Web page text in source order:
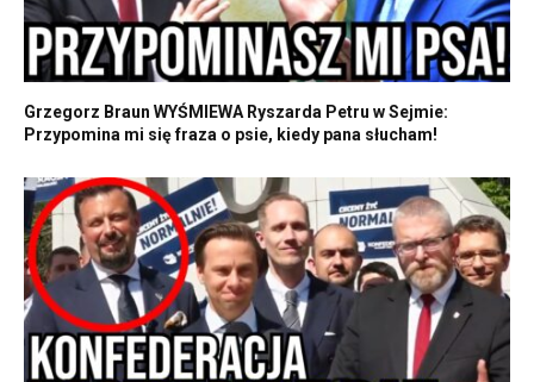
Grzegorz Braun WYŚMIEWA Ryszarda Petru w Sejmie:
Przypomina mi się fraza o psie, kiedy pana słucham!